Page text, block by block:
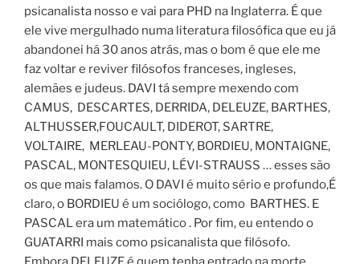
psicanalista nosso e vai para PHD na Inglaterra. É que
ele vive mergulhado numa literatura filosófica que eu já
abandonei há 30 anos atrás, mas o bom é que ele me
faz voltar e reviver filósofos franceses, ingleses,
alemães e judeus. DAVI tá sempre mexendo com
CAMUS, DESCARTES, DERRIDA, DELEUZE, BARTHES,
ALTHUSSER,FOUCAULT, DIDEROT, SARTRE,
VOLTAIRE, MERLEAU-PONTY, BORDIEU, MONTAIGNE,
PASCAL, MONTESQUIEU, LÉVI-STRAUSS … esses são
os que mais falamos. O DAVI é muito sério e profundo,É
claro, o BORDIEU é um sociólogo, como BARTHES. E
PASCAL era um matemático . Por fim, eu entendo o
GUATARRI mais como psicanalista que filósofo.